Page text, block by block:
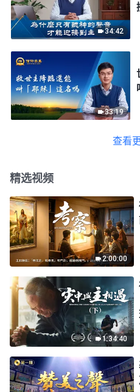
34:42
33:19
查看
精选视频
2:00:00
1:34:40